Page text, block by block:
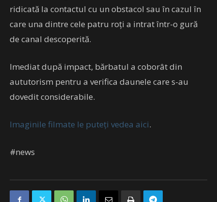
ridicată la contactul cu un obstacol sau în cazul în
care una dintre cele patru roţi a intrat într-o gură
de canal descoperită.
Imediat după impact, bărbatul a coborât din
aututorism pentru a verifica daunele care s-au
dovedit considerabile.
Imaginile filmate le puteţi vedea aici.
#news